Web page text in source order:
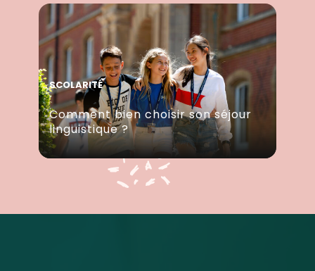
SCOLARITÉ
Comment bien choisir son séjour
linguistique ?